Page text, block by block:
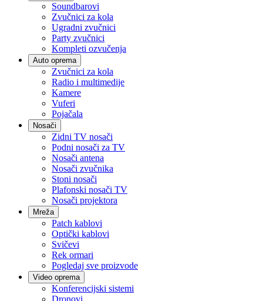
Soundbarovi
Zvučnici za kola
Ugradni zvučnici
Party zvučnici
Kompleti ozvučenja
Auto oprema
Zvučnici za kola
Radio i multimedije
Kamere
Vuferi
Pojačala
Nosači
Zidni TV nosači
Podni nosači za TV
Nosači antena
Nosači zvučnika
Stoni nosači
Plafonski nosači TV
Nosači projektora
Mreža
Patch kablovi
Optički kablovi
Svičevi
Rek ormari
Pogledaj sve proizvode
Video oprema
Konferencijski sistemi
Dronovi